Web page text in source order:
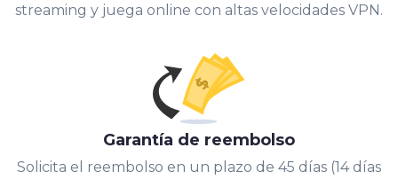
streaming y juega online con altas velocidades VPN.
Garantía de reembolso
Solicita el reembolso en un plazo de 45 días (14 días